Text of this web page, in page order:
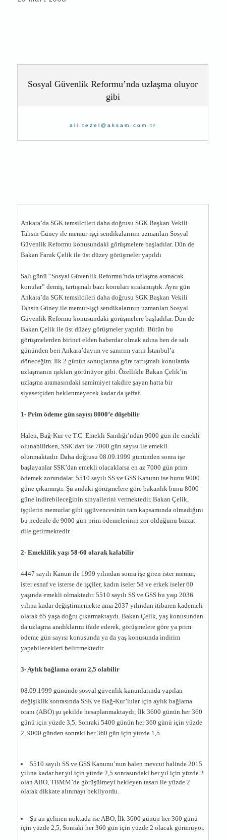
Sosyal Güvenlik Reformu’nda uzlaşma oluyor
gibi
ali.tezel@aksam.com.tr
Ankara’da SGK temsilcileri daha doğrusu SGK Başkan Vekili
Tahsin Güney ile memur-işçi sendikalarının uzmanları Sosyal
Güvenlik Reformu konusundaki görüşmelere başladılar. Dün de
Bakan Faruk Çelik ile üst düzey görüşmeler yapıldı
Salı günü “Sosyal Güvenlik Reformu’nda uzlaşma aranacak
konular” demiş, tartışmalı bazı konuları sıralamıştık. Aynı gün
Ankara’da SGK temsilcileri daha doğrusu SGK Başkan Vekili
Tahsin Güney ile memur-işçi sendikalarının uzmanları Sosyal
Güvenlik Reformu konusundaki görüşmelere başladılar. Dün de
Bakan Çelik ile üst düzey görüşmeler yapıldı. Bütün bu
görüşmelerden birinci elden haberdar olmak adına ben de salı
gününden beri Ankara’dayım ve sanırım yarın İstanbul’a
döneceğim. İlk 2 günün sonuçlarına göre tartışmalı konularda
uzlaşmanın ışıkları görünüyor gibi. Özellikle Bakan Çelik’in
uzlaşma aramasındaki samimiyet takdire şayan hatta bir
siyasetçiden beklenmeyecek kadar da şeffaf.
1- Prim ödeme gün sayısı 8000’e düşebilir
Halen, Bağ-Kur ve T.C. Emekli Sandığı’ndan 9000 gün ile emekli
olunabilirken, SSK’dan ise 7000 gün sayısı ile emekli
olunmaktadır. Daha doğrusu 08.09.1999 gününden sonra işe
başlayanlar SSK’dan emekli olacaklarsa en az 7000 gün prim
ödemek zorundalar. 5510 sayılı SS ve GSS Kanunu ise bunu 9000
güne çıkarmıştı. Şu andaki görüşmelere göre bakanlık bunu 8000
güne indirebileceğinin sinyallerini vermektedir. Bakan Çelik,
işçilerin memurlar gibi işgüvencesinin tam kapsamında olmadığını
bu nedenle de 9000 gün prim ödemelerinin zor olduğunu bizzat
dile getirmektedir.
2- Emeklilik yaşı 58-60 olarak kalabilir
4447 sayılı Kanun ile 1999 yılından sonra işe giren ister memur,
ister esnaf ve isterse de işçiler, kadın iseler 58 ve erkek iseler 60
yaşında emekli olmaktadır. 5510 sayılı SS ve GSS bu yaşı 2036
yılına kadar değiştirmemekte ama 2037 yılından itibaren kademeli
olarak 65 yaşa doğru çıkarmaktaydı. Bakan Çelik, yaş konusundan
da uzlaşma aradıklarını ifade ederek, görüşmelere göre ya prim
ödeme gün sayısı konusunda ya da yaş konusunda indirim
yapabilecekleri belirtmektedir.
3- Aylık bağlama oranı 2,5 olabilir
08.09.1999 gününde sosyal güvenlik kanunlarında yapılan
değişiklik sonrasında SSK ve Bağ-Kur’lular için aylık bağlama
oranı (ABO) şu şekilde hesaplanmaktaydı; İlk 3600 günün her 360
günü için yüzde 3,5, Sonraki 5400 günün her 360 günü için yüzde
2, 9000 günden sonraki her 360 gün için yüzde 1,5.
5510 sayılı SS ve GSS Kanunu’nun halen mevcut halinde 2015
yılına kadar her yıl için yüzde 2,5 sonrasındaki her yıl için yüzde 2
olan ABO, TBMM’de görüşülmeyi bekleyen tasarı ile yüzde 2
olarak dikkate alınmayı bekliyordu.
Şu an gelinen noktada ise ABO, İlk 3600 günün her 360 günü
için yüzde 2,5, Sonraki her 360 gün için yüzde 2 olacak görünüyor.